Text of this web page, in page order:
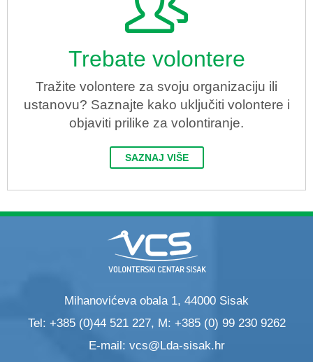
Trebate volontere
Tražite volontere za svoju organizaciju ili
ustanovu? Saznajte kako uključiti volontere i
objaviti prilike za volontiranje.
SAZNAJ VIŠE
Mihanovićeva obala 1, 44000 Sisak
Tel: +385 (0)44 521 227, M: +385 (0) 99 230 9262
E-mail: vcs@Lda-sisak.hr